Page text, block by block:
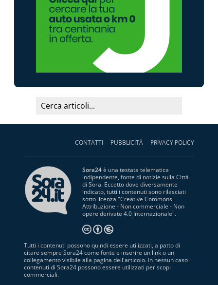
CONTATTI PUBBLICITÀ PRIVACY POLICY
Sora24è una testata telematica
indipendente, fonte di notizie sulla Città
di Sora. Eccetto dove diversamente
indicato, tutti i contenuti sono rilasciati
sotto licenza "Creative Commons
Attribuzione - Non commerciale - Non
opere derivate 4.0 Internazionale".
Tutti i contenuti possono quindi essere utilizzati, a patto di
citare sempre Sora24 come fonte e inserire un link o un
collegamento visibile alla pagina dell'articolo. In nessun caso i
contenuti di Sora24 possono essere utilizzati per scopi
commerciali.